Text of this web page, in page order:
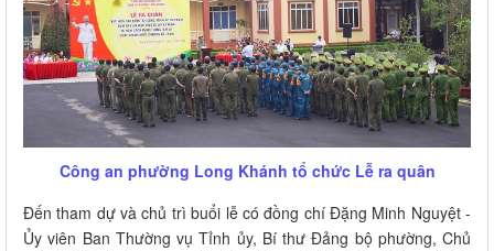
Công an phường Long Khánh tổ chức Lễ ra quân
Đến tham dự và chủ trì buổi lễ có đồng chí Đặng Minh Nguyệt -
Ủy viên Ban Thường vụ Tỉnh ủy, Bí thư Đảng bộ phường, Chủ